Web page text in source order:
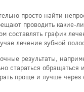
просто найти
проводить какие-
составлять график
лечение зубной
результаты,
стараться
проще и лучше